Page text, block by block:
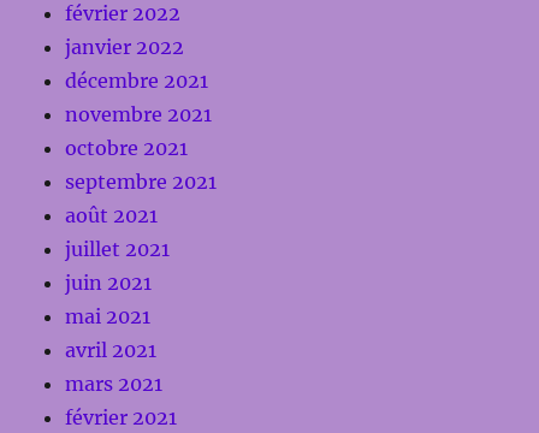
février 2022
janvier 2022
décembre 2021
novembre 2021
octobre 2021
septembre 2021
août 2021
juillet 2021
juin 2021
mai 2021
avril 2021
mars 2021
février 2021